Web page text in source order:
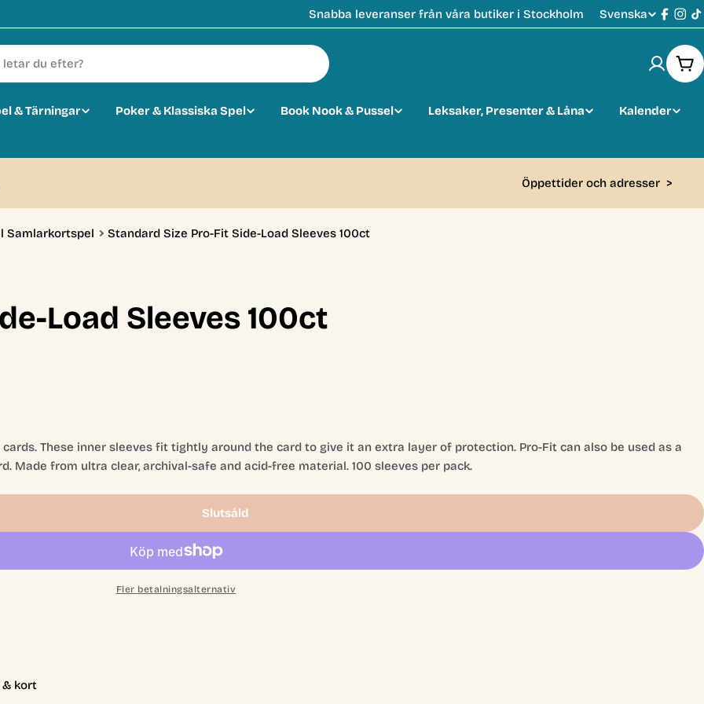
Snabba leveranser från våra butiker i Stockholm
S
k
Svenska
& Tärningar Poker & Klassiska Spel Book Nook & Pussel Leksaker, Presenter & Låna
Kalender
Öppettider och adresser >
Samlarkortspel Standard Size Pro-Fit Side-Load Sleeves 100ct
Load Sleeves 100ct
These inner sleeves fit tightly around the card to give it an extra layer of protection. Pro-Fit can also be used as a
Made from ultra clear, archival-safe and acid-free material. 100 sleeves per pack.
100ct
Sleeves 100ct
Slutsåld
Fler betalningsalternativ
& kort